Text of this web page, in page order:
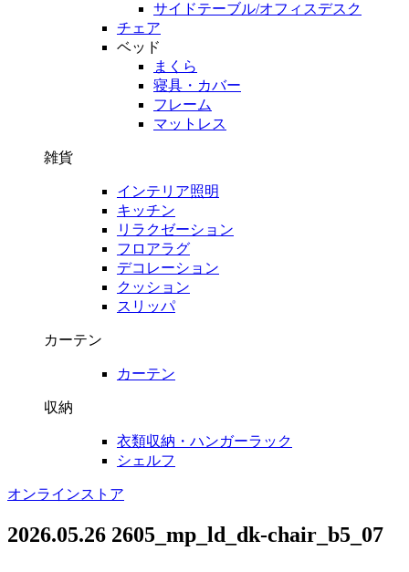
サイドテーブル/オフィスデスク
チェア
ベッド
まくら
寝具・カバー
フレーム
マットレス
雑貨
インテリア照明
キッチン
リラクゼーション
フロアラグ
デコレーション
クッション
スリッパ
カーテン
カーテン
収納
衣類収納・ハンガーラック
シェルフ
オンラインストア
2026.05.26 2605_mp_ld_dk-chair_b5_07